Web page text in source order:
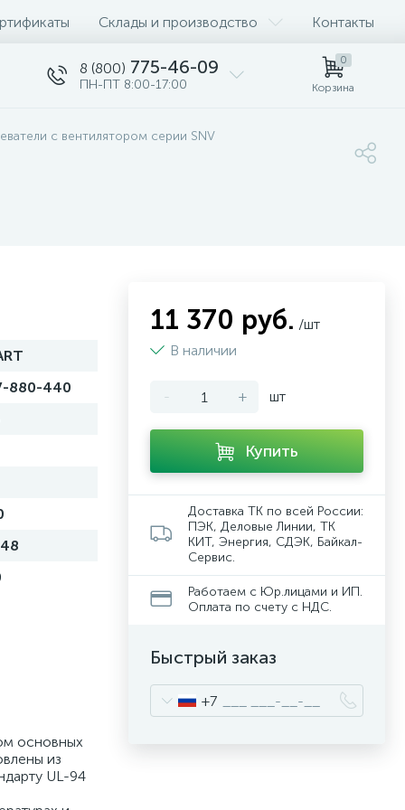
Склады и производство Контакты
8 (800) 775-46-09
ПН-ПТ 8:00-17:00
0
Корзина
с вентилятором серии SNV
880-440
основных
из
UL-94
11 370 руб. /шт
В наличии
- + шт
Купить
Доставка ТК по всей России:
ПЭК, Деловые Линии, ТК
КИТ, Энергия, СДЭК, Байкал-
Сервис.
Работаем с Юр.лицами и ИП.
Оплата по счету с НДС.
Быстрый заказ
+7